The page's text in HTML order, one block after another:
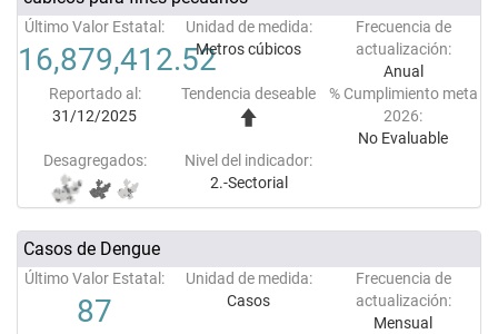
Último Valor Estatal:
16,879,412.52
Unidad de medida:
Metros cúbicos
Frecuencia de
actualización:
Anual
Reportado al:
31/12/2025
Tendencia deseable
% Cumplimiento meta
2026:
No Evaluable
Desagregados:
Nivel del indicador:
2.-Sectorial
Casos de Dengue
Último Valor Estatal:
87
Unidad de medida:
Casos
Frecuencia de
actualización:
Mensual